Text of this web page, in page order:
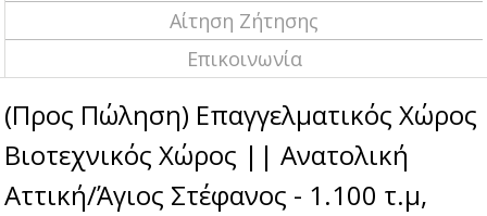
Αίτηση Ζήτησης
Επικοινωνία
(Προς Πώληση) Επαγγελματικός Χώρος
Βιοτεχνικός Χώρος || Ανατολική
Αττική/Άγιος Στέφανος - 1.100 τ.μ,